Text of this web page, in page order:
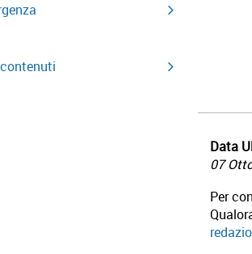
Data
07
Per